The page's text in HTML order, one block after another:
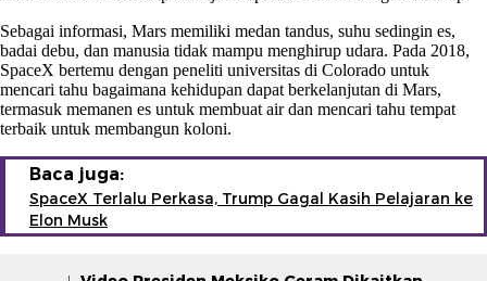
Sebagai informasi, Mars memiliki medan tandus, suhu sedingin es,
badai debu, dan manusia tidak mampu menghirup udara. Pada 2018,
SpaceX bertemu dengan peneliti universitas di Colorado untuk
mencari tahu bagaimana kehidupan dapat berkelanjutan di Mars,
termasuk memanen es untuk membuat air dan mencari tahu tempat
terbaik untuk membangun koloni.
Baca juga:
SpaceX Terlalu Perkasa, Trump Gagal Kasih Pelajaran ke
Elon Musk